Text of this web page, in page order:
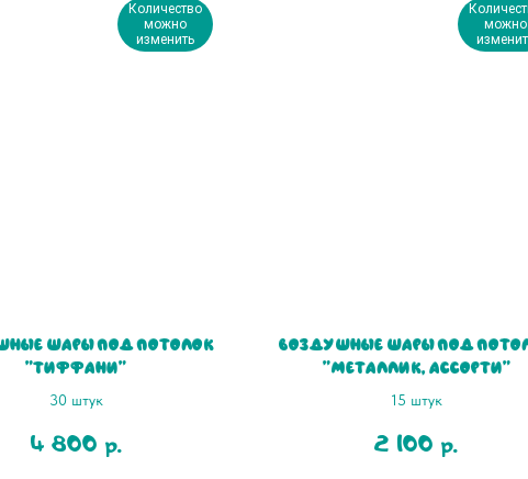
Количество
можно
изменить
шары под потолок
"Тиффани"
30 штук
4 800 р.
можно
Воздушные шары под
"Металлик, ассорти"
15 штук
2 100 р.